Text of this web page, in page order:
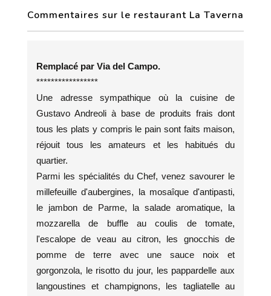
Commentaires sur le restaurant La Taverna
Remplacé par Via del Campo.
*****************
Une adresse sympathique où la cuisine de
Gustavo Andreoli à base de produits frais dont
tous les plats y compris le pain sont faits maison,
réjouit tous les amateurs et les habitués du
quartier.
Parmi les spécialités du Chef, venez savourer le
millefeuille d'aubergines, la mosaîque d'antipasti,
le jambon de Parme, la salade aromatique, la
mozzarella de buffle au coulis de tomate,
l'escalope de veau au citron, les gnocchis de
pomme de terre avec une sauce noix et
gorgonzola, le risotto du jour, les pappardelle aux
langoustines et champignons, les tagliatelle au